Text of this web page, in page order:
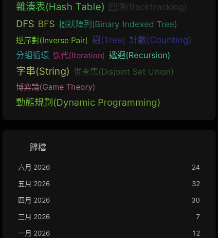
雜湊表(Hash Table) 回溯(Backtracking)
DFS BFS 樹狀陣列(Binary Indexed Tree)
逆序對(Inverse Pair) 樹(Tree) 計數(Counting)
分組循環 迭代(Iteration) 遞迴(Recursion)
字串(String) 併查集(Disjoint Set Union)
博弈論(Game Theory)
動態規劃(Dynamic Programming)
歸檔
六月 2026
24
五月 2026
32
四月 2026
30
三月 2026
7
一月 2026
12